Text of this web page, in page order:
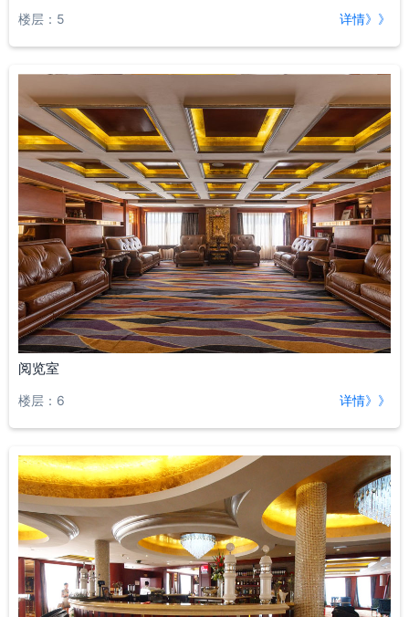
楼层：5 详情》》
阅览室
楼层：6 详情》》